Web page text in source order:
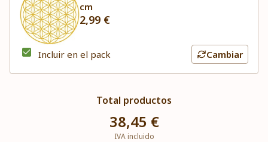
cm
2,99 €
Incluir en el pack Cambiar
Total productos
38,45 €
IVA incluido